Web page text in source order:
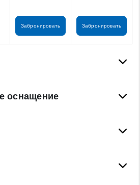
Забронировать Забронировать
оснащение